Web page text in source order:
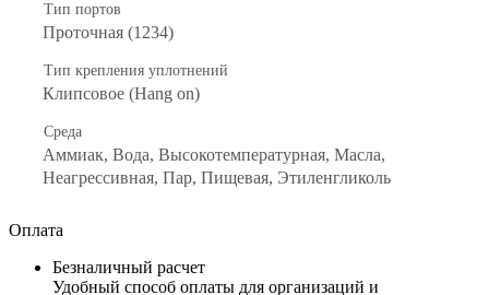
Тип портов
Проточная (1234)
Тип крепления уплотнений
Клипсовое (Hang on)
Среда
Аммиак, Вода, Высокотемпературная, Масла,
Неагрессивная, Пар, Пищевая, Этиленгликоль
Оплата
Безналичный расчет
Удобный способ оплаты для организаций и